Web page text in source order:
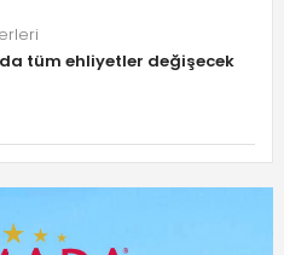
tüm ehliyetler değişecek